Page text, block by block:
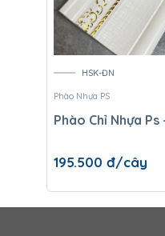
HSK-ĐN
Phào Nhựa PS
Phào Chỉ Nhựa Ps
195.500 đ/cây